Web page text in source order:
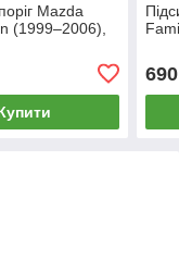
Mazda
(1999–2006),
690